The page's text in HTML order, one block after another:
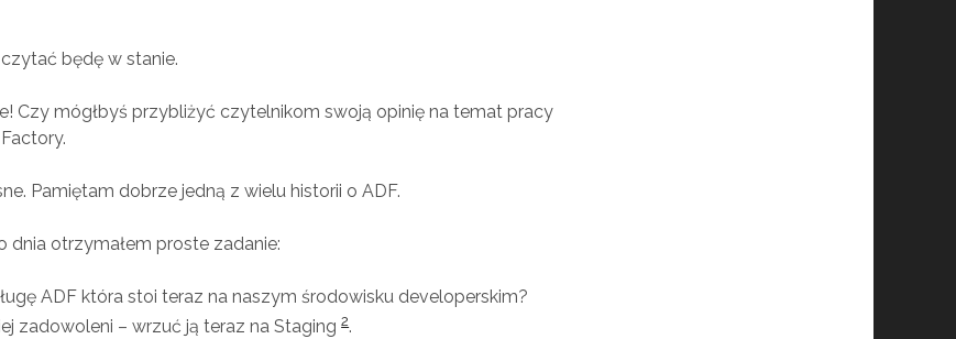
czytać będę w stanie.
Czy mógłbyś przybliżyć czytelnikom swoją opinię na temat pracy
Pamiętam dobrze jedną z wielu historii o ADF.
dnia otrzymałem proste zadanie:
ADF która stoi teraz na naszym środowisku developerskim?
zadowoleni – wrzuć ją teraz na Staging2.